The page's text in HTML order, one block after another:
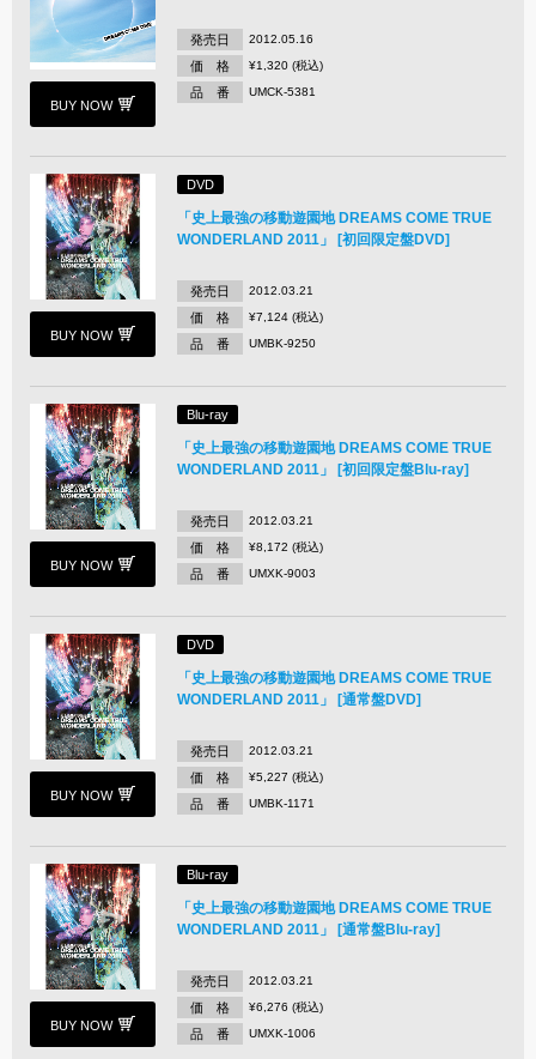
BUY NOW
発売日 2012.05.16
価 格 ¥1,320 (税込)
品 番 UMCK-5381
BUY NOW
DVD
「史上最強の移動遊園地 DREAMS COME TRUE
WONDERLAND 2011」 [初回限定盤DVD]
発売日 2012.03.21
価 格 ¥7,124 (税込)
品 番 UMBK-9250
BUY NOW
Blu-ray
「史上最強の移動遊園地 DREAMS COME TRUE
WONDERLAND 2011」 [初回限定盤Blu-ray]
発売日 2012.03.21
価 格 ¥8,172 (税込)
品 番 UMXK-9003
BUY NOW
DVD
「史上最強の移動遊園地 DREAMS COME TRUE
WONDERLAND 2011」 [通常盤DVD]
発売日 2012.03.21
価 格 ¥5,227 (税込)
品 番 UMBK-1171
BUY NOW
Blu-ray
「史上最強の移動遊園地 DREAMS COME TRUE
WONDERLAND 2011」 [通常盤Blu-ray]
発売日 2012.03.21
価 格 ¥6,276 (税込)
品 番 UMXK-1006